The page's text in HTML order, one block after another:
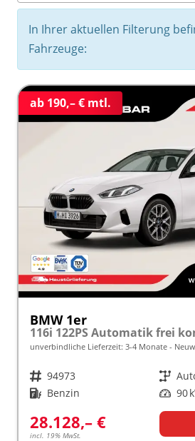
In Ihrer aktuellen Filterung
Fahrzeuge:
ab 190,– € mtl.
BMW 1er
116i 122PS Automatik frei
unverbindliche Lieferzeit: 3-4 Monate
Fahrzeugnr. 94973 Getriebe
Kraftstoff Benzin Leistung 90
28.128,– €
incl. 19% MwSt.